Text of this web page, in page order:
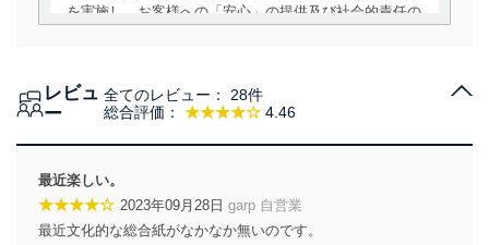
を実施し、お客様への「安心」の提供及び社会的責任の
当社は、個人情報の取得・利用・提供に際して、その利
得・利用・提供を行います。また、当社が保有している
個人情報は、同意を得ずに目的外利用、第三者への提
供・開示は行いません。当社においてはこれらの取り組
みを確実にするため、従業者等の教育を徹底してまいり
レビュ
ー
総合評価： ★★★★☆ 4.46
全てのレビュー： 28件
最近楽しい。
★★★★☆ 2023年09月28日 garp 自営業
最近文化的な総合紙がなかなか無いのです。